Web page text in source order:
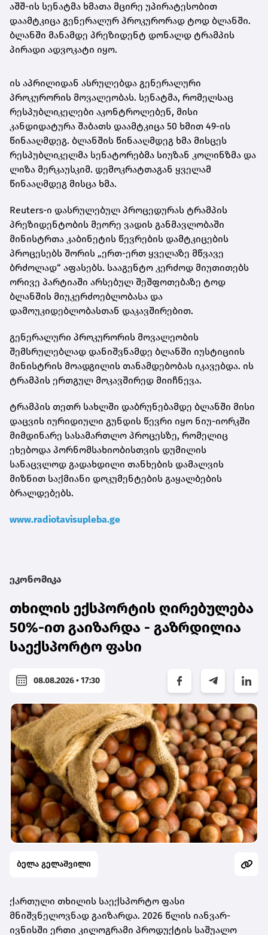
აშშ-ის სენატმა ხმათა მცირე უპირატესობით
დაამტკიცა გენერალურ პროკურორად ტოდ ბლანში.
ბლანში მანამდე პრეზიდენტ დონალდ ტრამპის
პირადი ადვოკატი იყო.
ის აპრილიდან ასრულებდა გენერალური
პროკურორის მოვალეობას. სენატმა, რომელსაც
რესპუბლიკელები აკონტროლებენ, მისი
კანდიდატურა შაბათს დაამტკიცა 50 ხმით 49-ის
წინააღმდეგ. ბლანშის წინააღმდეგ ხმა მისცეს
რესპუბლიკელმა სენატორებმა სიუზან კოლინზმა და
ლიზა მერკაუსკიმ. დემოკრატთაგან ყველამ
წინააღმდეგ მისცა ხმა.
Reuters-ი დასრულებულ პროცედურას ტრამპის
პრეზიდენტობის მეორე ვადის განმავლობაში
მინისტრთა კაბინეტის წევრების დამტკიცების
პროცესებს შორის „ერთ-ერთ ყველაზე მწვავე
ბრძოლად“ აფასებს. სააგენტო კერძოდ მიუთითებს
ორივე პარტიაში არსებულ შეშფოთებაზე ტოდ
ბლანშის მიუკერძოებლობასა და
დამოუკიდებლობასთან დაკავშირებით.
გენერალური პროკურორის მოვალეობის
შემსრულებლად დანიშვნამდე ბლანში იუსტიციის
მინისტრის მოადგილის თანამდებობას იკავებდა. ის
ტრამპის ერთგულ მოკავშირედ მიიჩნევა.
ტრამპის თეთრ სახლში დაბრუნებამდე ბლანში მისი
დაცვის იურიდიული გუნდის წევრი იყო ნიუ-იორკში
მიმდინარე სასამართლო პროცესზე, რომელიც
ეხებოდა პორნომსახიობისთვის დუმილის
სანაცვლოდ გადახდილი თანხების დამალვის
მიზნით საქმიანი დოკუმენტების გაყალბების
ბრალდებებს.
www.radiotavisupleba.ge
ეკონომიკა
თხილის ექსპორტის ღირებულება
50%-ით გაიზარდა - გაზრდილია
საექსპორტო ფასი
08.08.2026 • 17:30
ბელა გელაშვილი
ქართული თხილის საექსპორტო ფასი
მნიშვნელოვნად გაიზარდა. 2026 წლის იანვარ-
ივნისში ერთი კილოგრამი პროდუქტის საშუალო